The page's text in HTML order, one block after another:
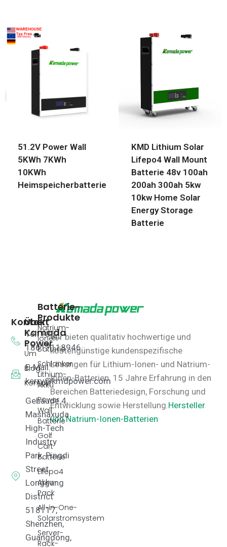
51.2V Power Wall
5KWh 7KWh
10KWh
Heimspeicherbatterie
KMD Lithium Solar
Lifepo4 Wall Mount
Batterie 48v 100ah
200ah 300ah 5kw
10kw Home Solar
Energy Storage
Batterie
Wir bieten qualitativ hochwertige und
kostengünstige kundenspezifische
Lösungen für Lithium-Ionen- und Natrium-
Ionen-Batterien. 15 Jahre Erfahrung in den
Bereichen Batteriedesign, Forschung und
Entwicklung sowie Herstellung.Hersteller
von Natrium-Ionen-Batterien
Batterie-
Produkte
Natrium-
Ionen-
Batterie
Schlanker
Lithium-
Akku
Power
Wall
Batterie
Golf
Cart
Batterie
Lifepo4
Akku-
Pack
All-in-One-
Solarstromsystem
Server-
Rack-
Über
Kamada
Power
Um
Blog
Kontakt
Kontakt
Tel: +86
18617118946
E-Mail:
kerry@kmdpower.com
Gebäude 4,
Mashaxuda
High-Tech
Industry
Park, Pingdi
Street,
Longgang
District
518117,
Shenzhen,
Guangdong,